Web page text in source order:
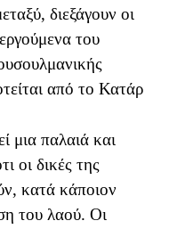
διεξάγουν οι
του
από το Κατάρ
μια παλαιά και
οι δικές της
κατά κάποιον
του λαού. Οι